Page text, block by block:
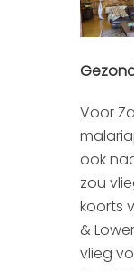
Voor
ook
zou
koorts
&
vlieg